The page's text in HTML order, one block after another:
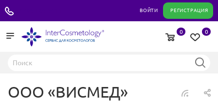
ВОЙТИ РЕГИСТРАЦИЯ
0
0
ООО «ВИСМЕД»